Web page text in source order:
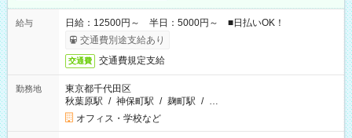
給与
日給：12500円～ 半日：5000円～ ■日払いOK！
交通費別途支給あり
交通費 交通費規定支給
勤務地
東京都千代田区
秋葉原駅 / 神保町駅 / 麹町駅 / …
オフィス・学校など